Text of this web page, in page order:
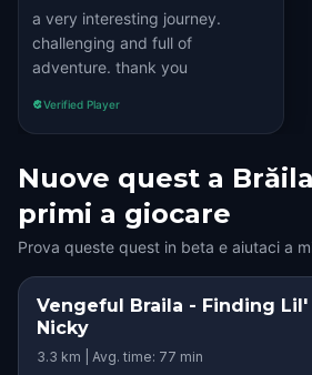
a very interesting journey.
challenging and full of
adventure. thank you
Verified Player
Nuove quest a
primi a giocare
Prova queste quest in beta e aiutaci a
Vengeful Braila - Finding Lil'
Nicky
3.3 km | Avg. time: 77 min